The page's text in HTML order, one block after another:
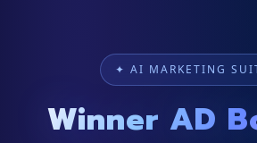
✦ AI MARKETING
Winner AD